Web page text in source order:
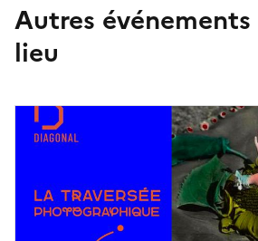
Autres événements
lieu